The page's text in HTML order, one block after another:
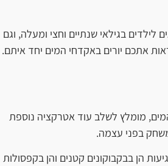
בגילאי שנתיים וחצי ומעלה, וגם
אתכם יורים באקדחי המים יחד איתם.
מומלץ לשלב עוד אטרקציה נוספת
בפני עצמה.
הן בבקבוקונים קטנים והן בקפסולות